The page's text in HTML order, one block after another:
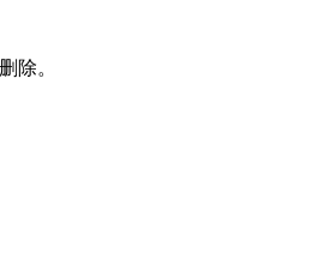
除。